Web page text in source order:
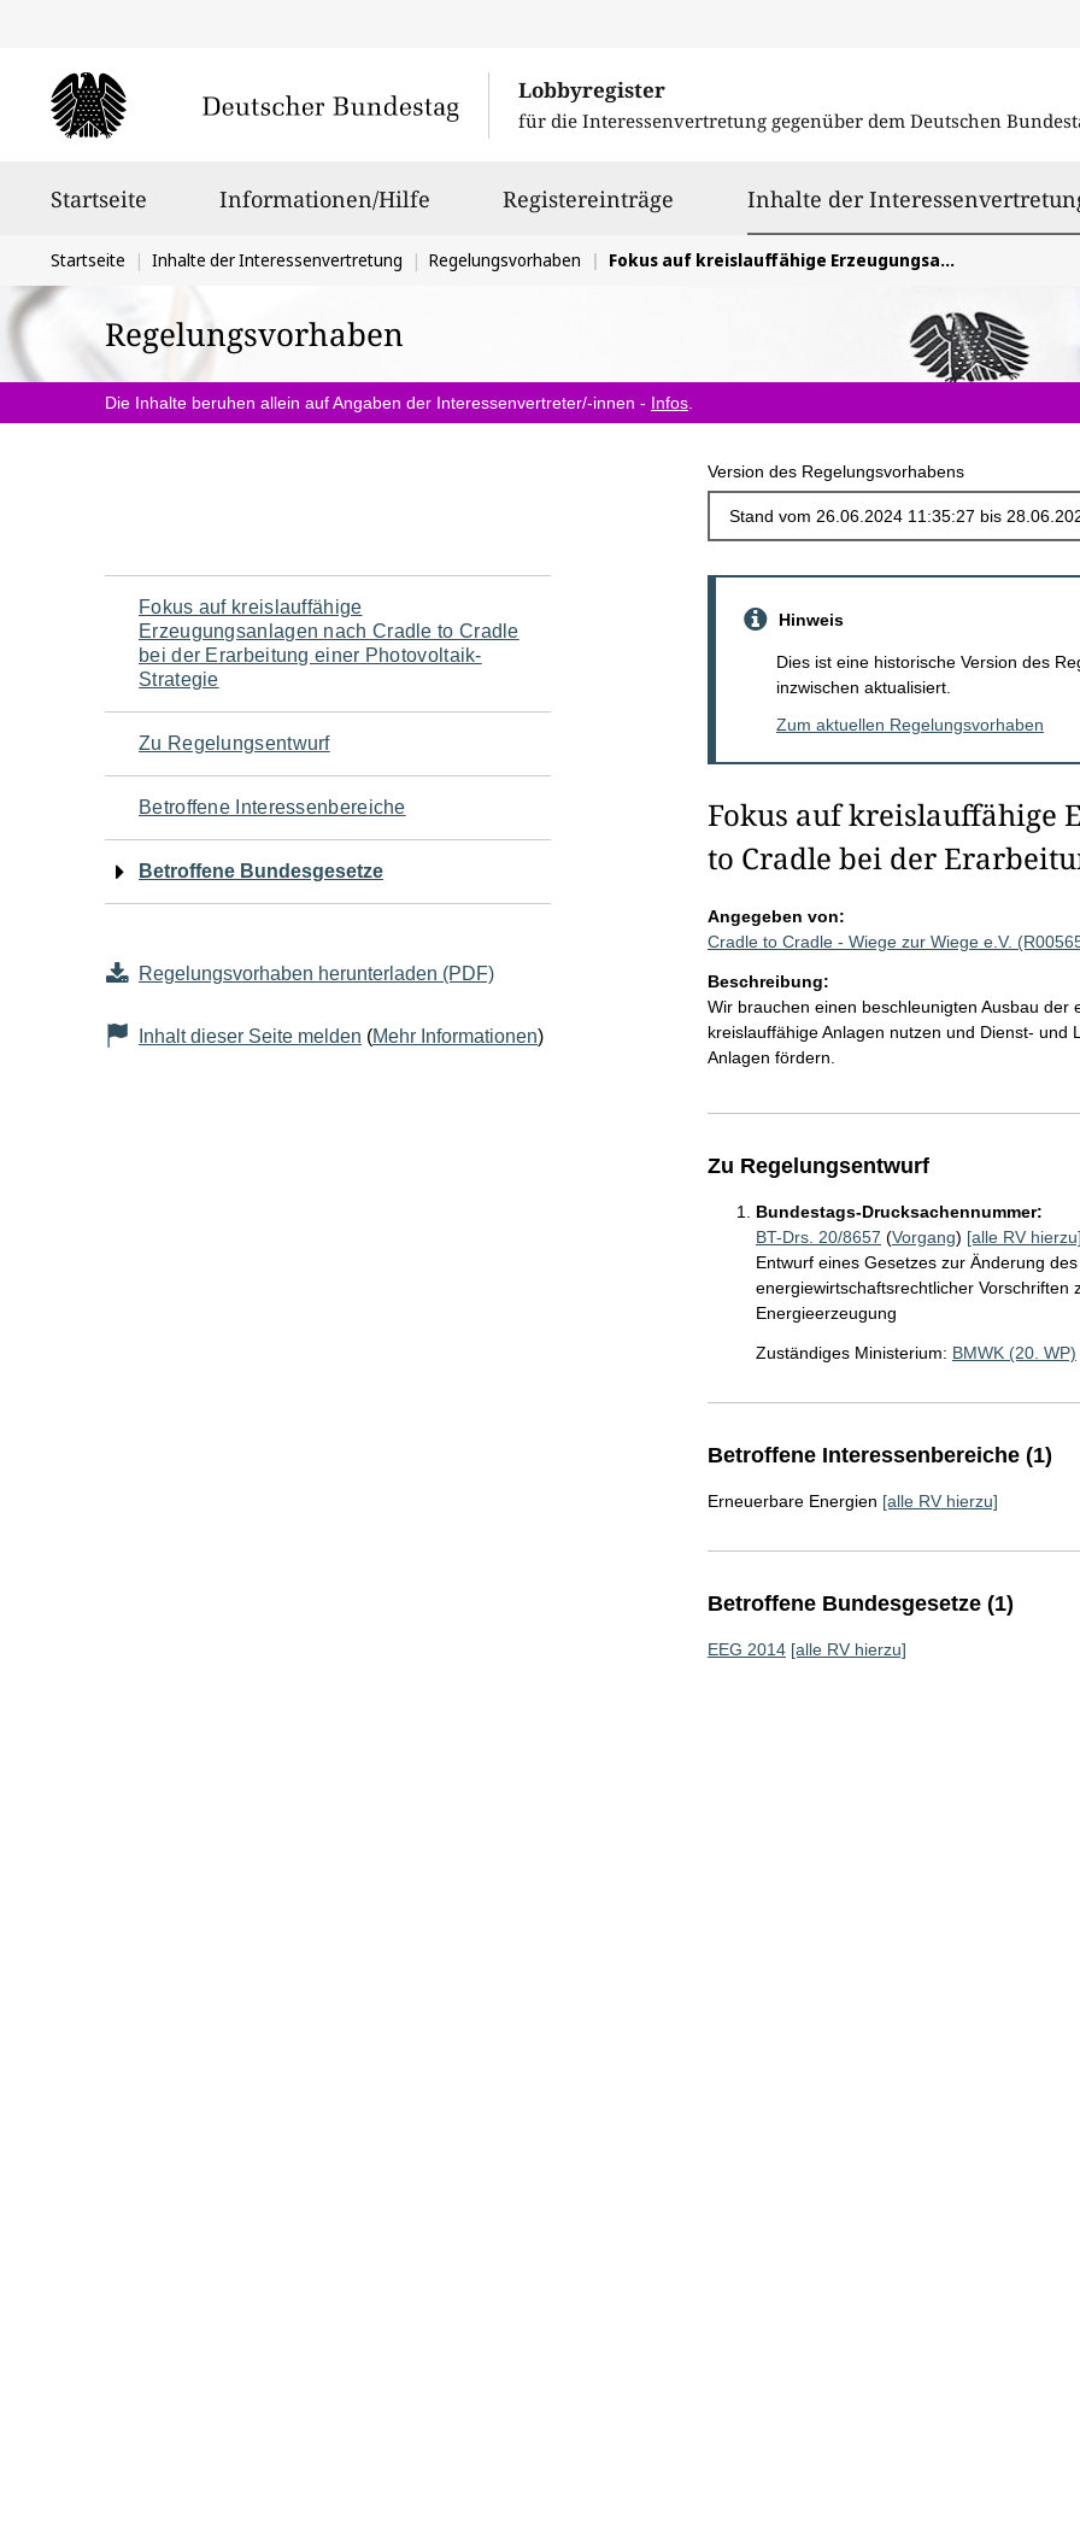
Lobbyregister
für die Interessenvertretung gegenüber dem Deutschen
Startseite Informationen/Hilfe Registereinträge Inhalte der
Sie
befinden
sich
hier:
Startseite Inhalte der Interessenvertretung Regelungsvorhaben Fokus auf kreislauffähige Erzeugungsanlagen nach Cradle to Cradle bei der Erarbeitung einer Photovoltaik-Strategie
Regelungsvorhaben
Die Inhalte beruhen allein auf Angaben der Interessenvertreter/-innen - Infos
Version des Regelungsvorhabens
Navigation
für
den
Seiteninhalt
Fokus auf kreislauffähige
Erzeugungsanlagen nach Cradle to Cradle
bei der Erarbeitung einer Photovoltaik-
Strategie
Zu Regelungsentwurf
Betroffene Interessenbereiche
Betroffene Bundesgesetze
Regelungsvorhaben herunterladen (PDF)
Inhalt dieser Seite melden (Mehr Informationen)
Hinweis
Dies ist eine historische Version des
inzwischen aktualisiert.
Zum aktuellen Regelungsvorhaben
Fokus auf kreislauffähige
to Cradle bei der
Angegeben von:
Cradle to Cradle - Wiege zur Wiege e.V.
Beschreibung:
Wir brauchen einen beschleunigten Ausbau
kreislauffähige Anlagen nutzen und Dienst-
Anlagen fördern.
Zu Regelungsentwurf
Bundestags-Drucksachennummer:
BT-Drs. 20/8657 (Vorgang) [alle RV
Entwurf eines Gesetzes zur Änderung
energiewirtschaftsrechtlicher Vorschriften
Energieerzeugung
Zuständiges Ministerium: BMWK (20. WP)
Betroffene Interessenbereiche (1)
Erneuerbare Energien [alle RV hierzu]
Betroffene Bundesgesetze (1)
EEG 2014 [alle RV hierzu]